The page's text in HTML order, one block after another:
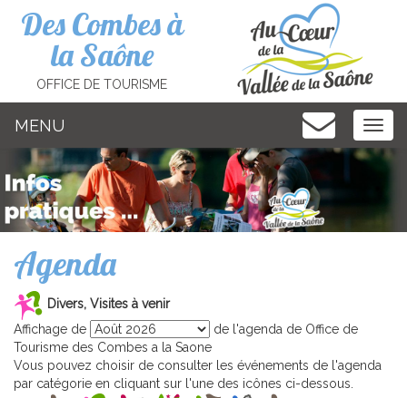
Des Combes à
la Saône
OFFICE DE TOURISME
MENU
Agenda
Divers, Visites à venir
Affichage de
de l'agenda de Office de
Tourisme des Combes a la Saone
Vous pouvez choisir de consulter les événements de l'agenda
par catégorie en cliquant sur l'une des icônes ci-dessous.